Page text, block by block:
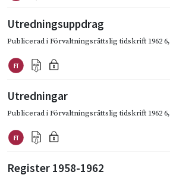
Utredningsuppdrag
Publicerad iFörvaltningsrättslig tidskrift 1962 6,
Utredningar
Publicerad iFörvaltningsrättslig tidskrift 1962 6,
Register 1958-1962